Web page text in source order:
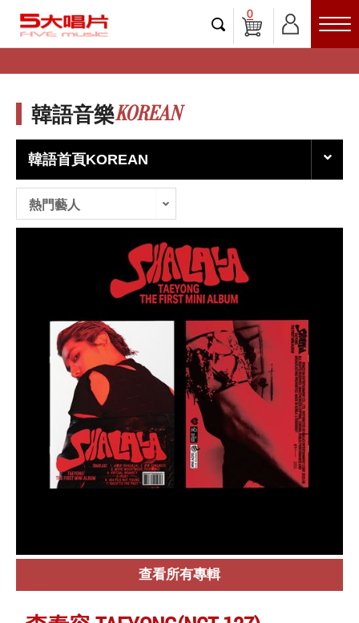
0
韓語音樂KOREAN
韓語首頁KOREAN
熱門藝人
查看所有專輯